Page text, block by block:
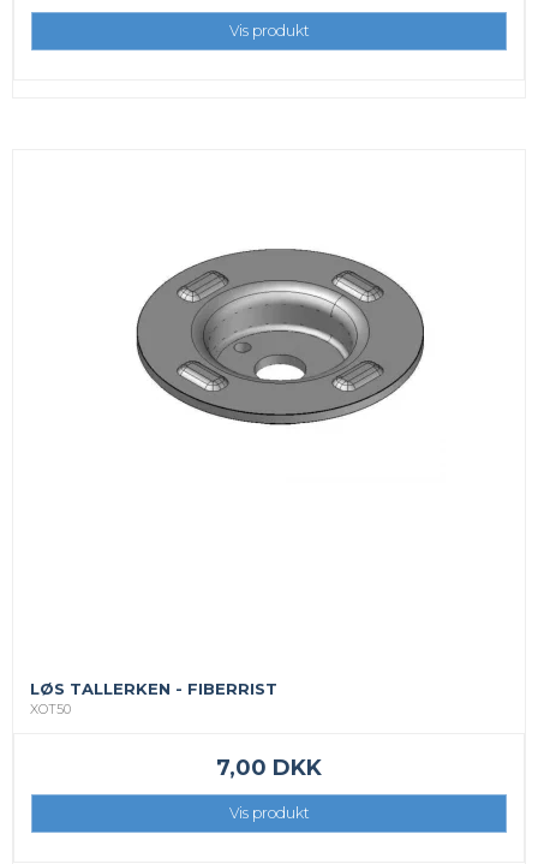
Vis produkt
LØS TALLERKEN - FIBERRIST
XOT50
7,00 DKK
Vis produkt